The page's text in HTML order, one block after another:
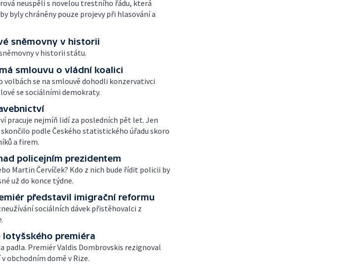
neuspěli s novelou trestního řádu, která
byly chráněny pouze projevy při hlasování a
sněmovny v historii
v historii státu.
smlouvu o vládní koalici
volbách se na smlouvě dohodli konzervativci
se sociálními demokraty.
pracuje nejmíň lidí za posledních pět let. Jen
podle Českého statistického úřadu skoro
a firem.
policejním prezidentem
Martin Červíček? Kdo z nich bude řídit policii by
už do konce týdne.
představil imigrační reformu
sociálních dávek přistěhovalci z
lotyšského premiéra
padla. Premiér Valdis Dombrovskis rezignoval
obchodním domě v Rize.